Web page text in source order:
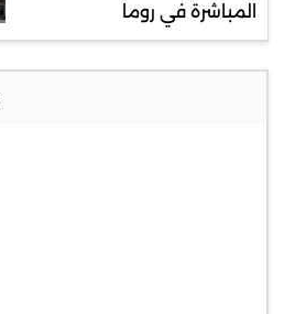
المباشرة في روما